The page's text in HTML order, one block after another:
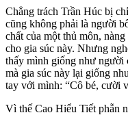
Chẳng trách Trần Húc bị
cũng không phải là người
chất của một thủ môn,
cho gia súc này. Nhưng
thấy mình giống như người
mà gia súc này lại giống
tay với mình: “Cô bé, cười
Vì thế Cao Hiểu Tiết phẫn